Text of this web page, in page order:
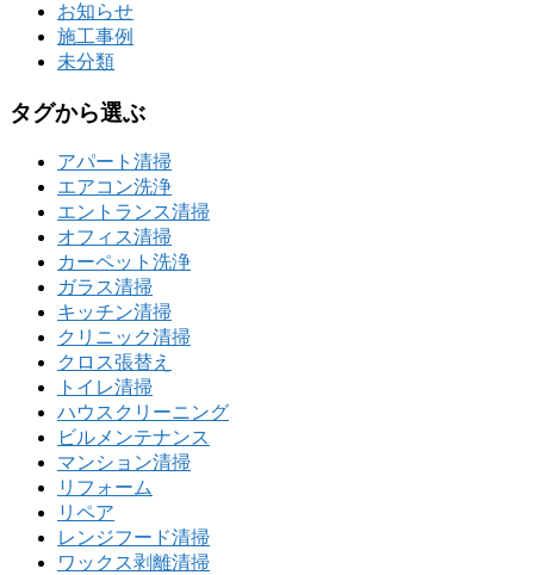
お知らせ
施工事例
未分類
タグから選ぶ
アパート清掃
エアコン洗浄
エントランス清掃
オフィス清掃
カーペット洗浄
ガラス清掃
キッチン清掃
クリニック清掃
クロス張替え
トイレ清掃
ハウスクリーニング
ビルメンテナンス
マンション清掃
リフォーム
リペア
レンジフード清掃
ワックス剥離清掃